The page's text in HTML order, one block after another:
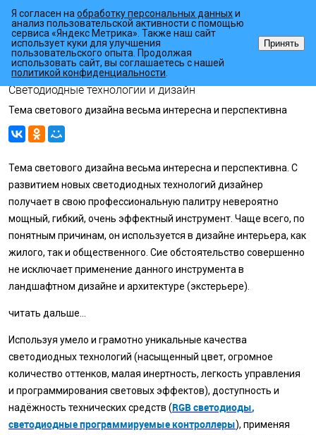
Главная страница • Статьи • Светодиодные технологии и дизайн
Светодиодные технологии и дизайн
Тема светового дизайна весьма интересна и перспективна
Тема светового дизайна весьма интересна и перспективна. С
развитием новых светодиодных технологий дизайнер
получает в свою профессиональную палитру невероятно
мощный, гибкий, очень эффектный инструмент. Чаще всего, по
понятным причинам, он используется в дизайне интерьера, как
жилого, так и общественного. Сие обстоятельство совершенно
не исключает применение данного инструмента в
ландшафтном дизайне и архитектуре (экстерьере).
читать дальше...
Используя умело и грамотно уникальные качества
светодиодных технологий (насыщенный цвет, огромное
количество оттенков, малая инертность, легкость управления
и программирования световых эффектов), доступность и
надёжность технических средств (RGB светодиоды,
светодиодные программируемые контроллеры), применяя
Я согласен наобработку персональных данныхи
анализ пользовательской активности с помощью
сервиса «Яндекс Метрика». Также наш сайт
использует куки для улучшения
пользовательского опыта. Продолжая
использовать сайт, вы соглашаетесь с нашей
политикой конфиденциальности
Принять